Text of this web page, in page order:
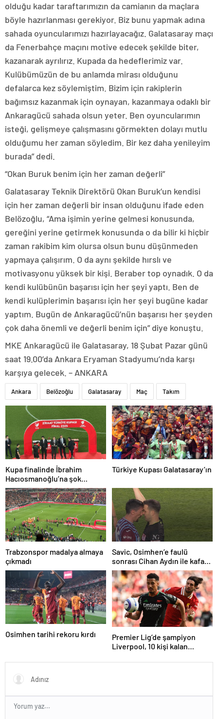
olduğu kadar taraftarımızın da camianın da maçlara
böyle hazırlanması gerekiyor. Biz bunu yapmak adına
sahada oyuncularımızı hazırlayacağız. Galatasaray maçı
da Fenerbahçe maçını motive edecek şekilde biter,
kazanarak ayrılırız. Kupada da hedeflerimiz var.
Kulübümüzün de bu anlamda mirası olduğunu
defalarca kez söylemiştim. Bizim için rakiplerin
bağımsız kazanmak için oynayan, kazanmaya odaklı bir
Ankaragücü sahada olsun yeter. Ben oyuncularımın
isteği, gelişmeye çalışmasını görmekten dolayı mutlu
olduğumu her zaman söyledim. Bir kez daha yenileyim
burada” dedi.
“Okan Buruk benim için her zaman değerli”
Galatasaray Teknik Direktörü Okan Buruk’un kendisi
için her zaman değerli bir insan olduğunu ifade eden
Belözoğlu, “Ama işimin yerine gelmesi konusunda,
gereğini yerine getirmek konusunda o da bilir ki hiçbir
zaman rakibim kim olursa olsun bunu düşünmeden
yapmaya çalışırım. O da aynı şekilde hırslı ve
motivasyonu yüksek bir kişi. Beraber top oynadık. O da
kendi kulübünün başarısı için her şeyi yaptı. Ben de
kendi kulüplerimin başarısı için her şeyi bugüne kadar
yaptım. Bugün de Ankaragücü’nün başarısı her şeyden
çok daha önemli ve değerli benim için” diye konuştu.
MKE Ankaragücü ile Galatasaray, 18 Şubat Pazar günü
saat 19.00’da Ankara Eryaman Stadyumu’nda karşı
karşıya gelecek. – ANKARA
Ankara Belözoğlu Galatasaray Maç Takım
Kupa finalinde İbrahim
Hacıosmanoğlu’na şok
protesto!
Türkiye Kupası Galatasaray’ın
Trabzonspor madalya almaya
çıkmadı
Savic, Osimhen’e faulü
sonrası Cihan Aydın ile kafa
kafaya geldi!
Osimhen tarihi rekoru kırdı
Premier Lig’de şampiyon
Liverpool, 10 kişi kalan